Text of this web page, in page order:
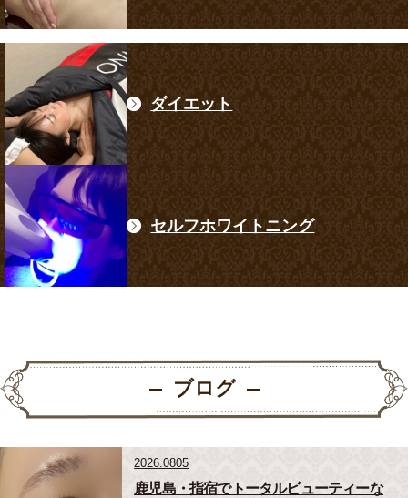
ダイエット
セルフホワイトニング
ブログ
2026.0805
鹿児島・指宿でトータルビューティーな